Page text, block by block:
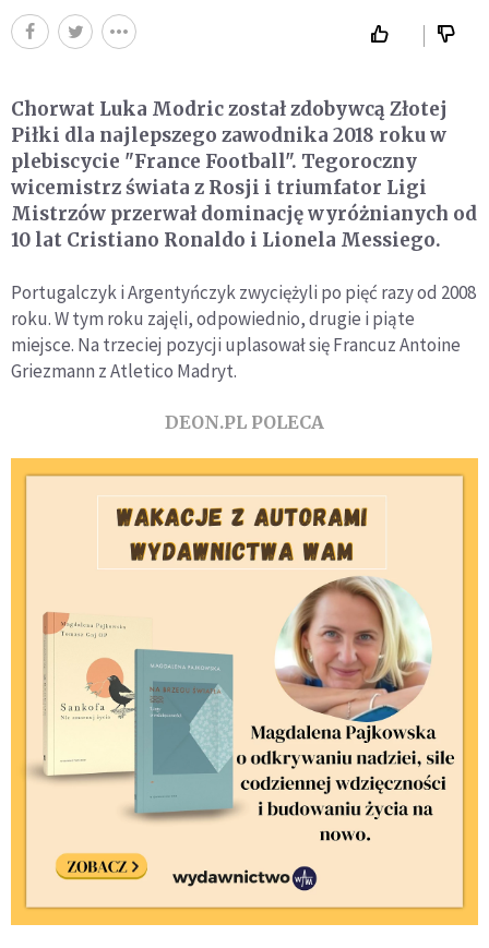
Chorwat Luka Modric został zdobywcą Złotej
Piłki dla najlepszego zawodnika 2018 roku w
plebiscycie "France Football". Tegoroczny
wicemistrz świata z Rosji i triumfator Ligi
Mistrzów przerwał dominację wyróżnianych od
10 lat Cristiano Ronaldo i Lionela Messiego.
Portugalczyk i Argentyńczyk zwyciężyli po pięć razy od 2008
roku. W tym roku zajęli, odpowiednio, drugie i piąte
miejsce. Na trzeciej pozycji uplasował się Francuz Antoine
Griezmann z Atletico Madryt.
DEON.PL POLECA